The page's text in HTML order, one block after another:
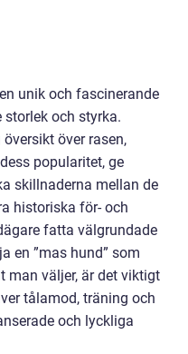
unik och fascinerande
storlek och styrka.
över rasen,
popularitet, ge
skillnaderna mellan de
historiska för- och
fatta välgrundade
en ”mas hund” som
man väljer, är det viktigt
tålamod, träning och
och lyckliga